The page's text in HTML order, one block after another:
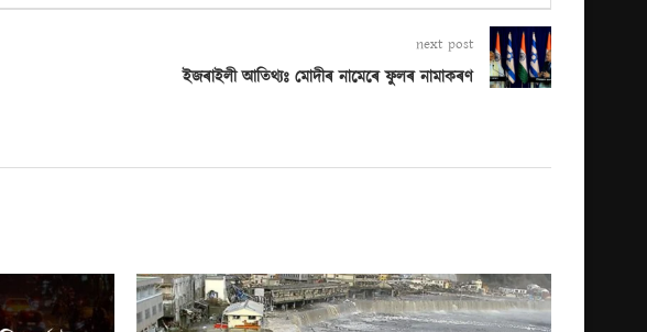
next post
ইজৰাইলী আতিথ্যঃ মোদীৰ নামেৰে ফুলৰ নামাকৰণ